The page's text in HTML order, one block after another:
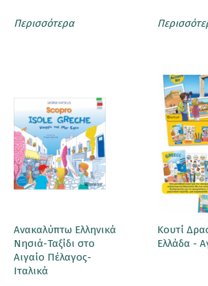
Περισσότερα
Ανακαλύπτω Ελληνικά
Νησιά-Ταξίδι στο
Αιγαίο Πέλαγος-
Ιταλικά
Κουτί
Ελλάδα -